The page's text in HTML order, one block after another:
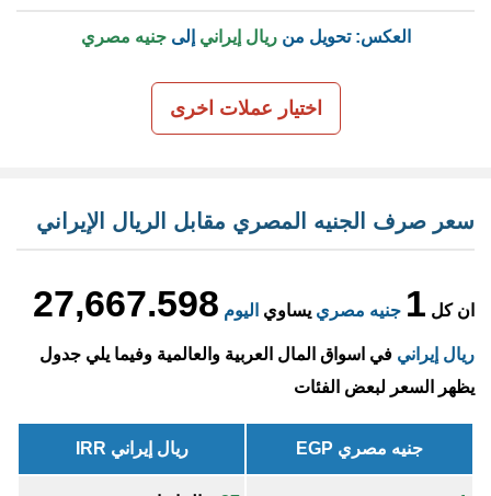
العكس: تحويل منريال إيراني إلىجنيه مصري
اختيار عملات اخرى
سعر صرف الجنيه المصري مقابل الريال الإيراني
ان كل 1 جنيه مصري يساوي اليوم 27,667.598
ريال إيراني في اسواق المال العربية والعالمية وفيما يلي جدول
يظهر السعر لبعض الفئات
جنيه مصري EGP ريال إيراني IRR